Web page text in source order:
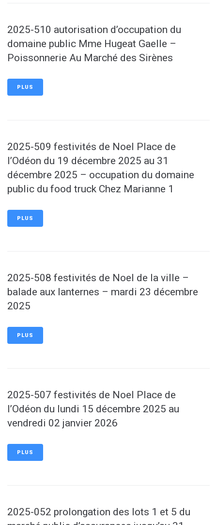
2025-510 autorisation d’occupation du
domaine public Mme Hugeat Gaelle –
Poissonnerie Au Marché des Sirènes
PLUS
2025-509 festivités de Noel Place de
l’Odéon du 19 décembre 2025 au 31
décembre 2025 – occupation du domaine
public du food truck Chez Marianne 1
PLUS
2025-508 festivités de Noel de la ville –
balade aux lanternes – mardi 23 décembre
2025
PLUS
2025-507 festivités de Noel Place de
l’Odéon du lundi 15 décembre 2025 au
vendredi 02 janvier 2026
PLUS
2025-052 prolongation des lots 1 et 5 du